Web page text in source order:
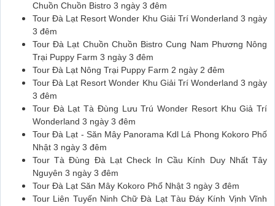
Chuồn Chuồn Bistro 3 ngày 3 đêm
Tour Đà Lạt Resort Wonder Khu Giải Trí Wonderland 3 ngày
3 đêm
Tour Đà Lạt Chuồn Chuồn Bistro Cung Nam Phương Nông
Trại Puppy Farm 3 ngày 3 đêm
Tour Đà Lạt Nông Trại Puppy Farm 2 ngày 2 đêm
Tour Đà Lạt Resort Wonder Khu Giải Trí Wonderland 3 ngày
3 đêm
Tour Đà Lạt Tà Đùng Lưu Trú Wonder Resort Khu Giả Trí
Wonderland 3 ngày 3 đêm
Tour Đà Lạt - Săn Mây Panorama Kdl Lá Phong Kokoro Phố
Nhật 3 ngày 3 đêm
Tour Tà Đùng Đà Lạt Check In Cầu Kính Duy Nhất Tây
Nguyên 3 ngày 3 đêm
Tour Đà Lạt Săn Mây Kokoro Phố Nhật 3 ngày 3 đêm
Tour Liên Tuyến Ninh Chữ Đà Lạt Tàu Đáy Kính Vịnh Vĩnh